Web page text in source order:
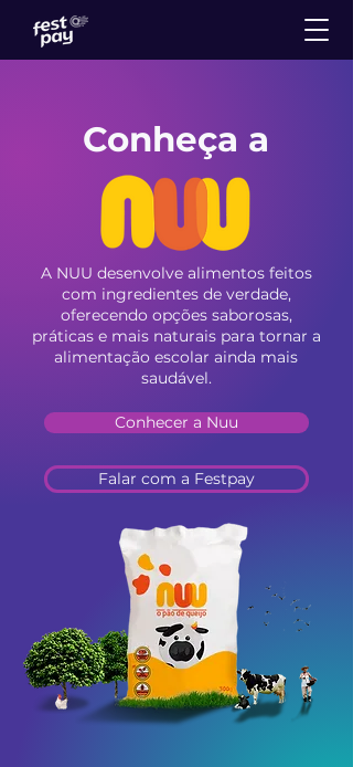
Conheça a
A NUU desenvolve alimentos feitos
com ingredientes de verdade,
oferecendo opções saborosas,
práticas e mais naturais para tornar a
alimentação escolar ainda mais
saudável.
Conhecer a Nuu
Falar com a Festpay